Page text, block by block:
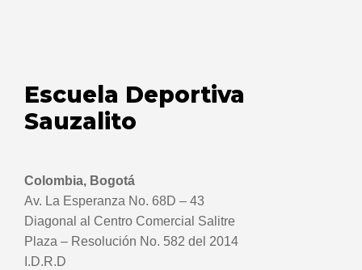
Escuela Deportiva
Sauzalito
Colombia, Bogotá
Av. La Esperanza No. 68D – 43
Diagonal al Centro Comercial Salitre
Plaza – Resolución No. 582 del 2014
I.D.R.D